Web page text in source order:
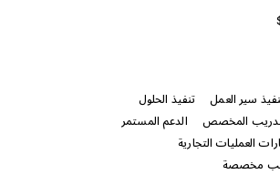
سير العمل
تنفيذ الحلول
المخصص
الدعم المستمر
العمليات التجارية
مخصصة